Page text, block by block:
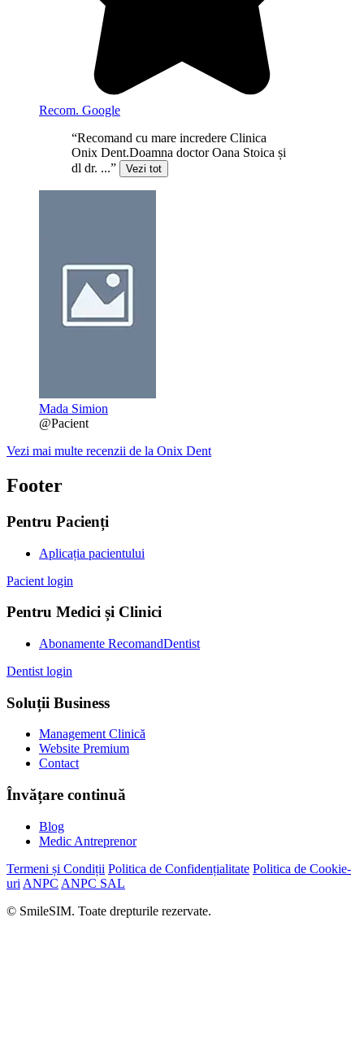
Recom. Google
“Recomand cu mare incredere Clinica
Onix Dent.Doamna doctor Oana Stoica și
dl dr. ...”
Vezi tot
Mada Simion
@Pacient
Vezi mai multe recenzii de la Onix Dent
Footer
Pentru Pacienți
Aplicația pacientului
Pacient login
Pentru Medici și Clinici
Abonamente RecomandDentist
Dentist login
Soluții Business
Management Clinică
Website Premium
Contact
Învățare continuă
Blog
Medic Antreprenor
Termeni și Condiții Politica de Confidențialitate Politica de Cookie-
uri ANPC ANPC SAL
© SmileSIM. Toate drepturile rezervate.